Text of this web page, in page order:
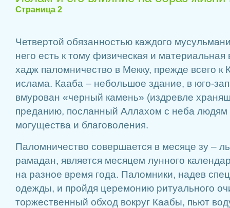
Страница 2
Четвертой обязанностью каждого
него есть к тому физическая и материальная
хадж паломничество в Мекку, прежде всего к
ислама. Кааба – небольшое здание, в юго-
вмурован «черный камень» (издревле
преданию, посланный Аллахом с неба людям
могущества и благоволения.
Паломничество совершается в месяце зу –
рамадан, является месяцем лунного
на разное время года. Паломники, надев
одежды, и пройдя церемонию ритуального
торжественный обход вокруг Каабы, пьют